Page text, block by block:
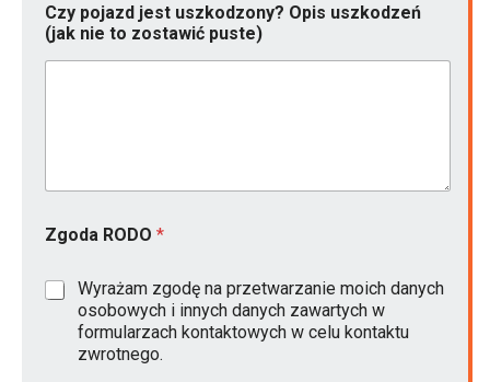
Czy pojazd jest uszkodzony? Opis uszkodzeń
(jak nie to zostawić puste)
Zgoda RODO *
Wyrażam zgodę na przetwarzanie moich danych
osobowych i innych danych zawartych w
formularzach kontaktowych w celu kontaktu
zwrotnego.